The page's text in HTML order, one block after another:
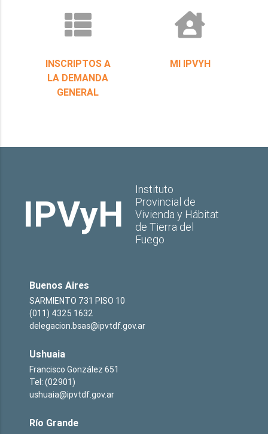
INSCRIPTOS A
LA DEMANDA
GENERAL
MI IPVYH
IPVyH
Instituto
Provincial de
Vivienda y Hábitat
de Tierra del
Fuego
Buenos Aires
SARMIENTO 731 PISO 10
(011) 4325 1632
delegacion.bsas@ipvtdf.gov.ar
Ushuaia
Francisco González 651
Tel: (02901)
ushuaia@ipvtdf.gov.ar
Río Grande